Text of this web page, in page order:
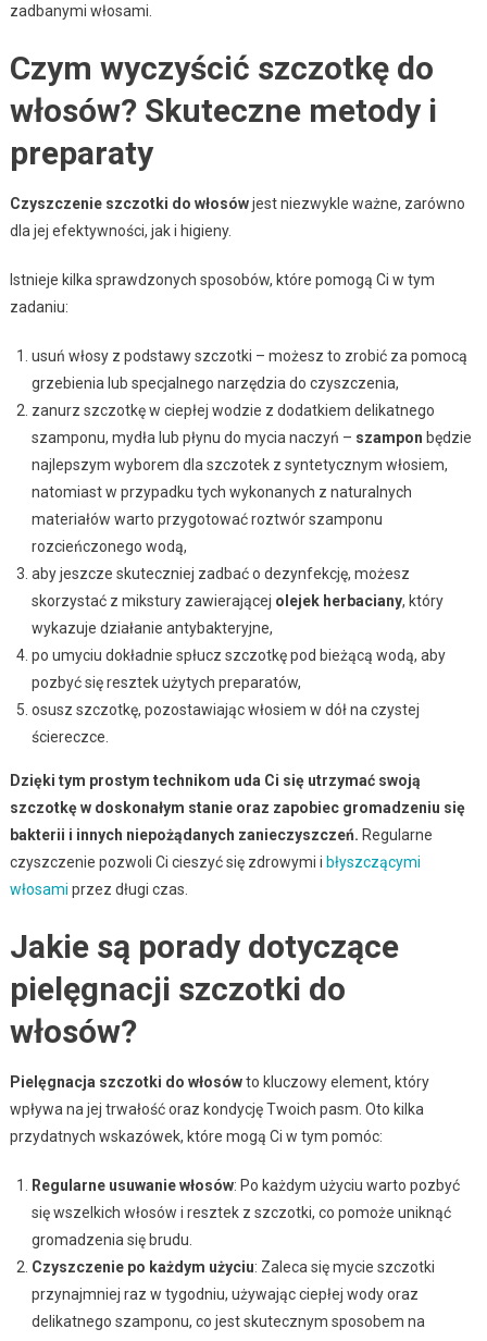
zadbanymi włosami.
Czym wyczyścić szczotkę do
włosów? Skuteczne metody i
preparaty
Czyszczenie szczotki do włosówjest niezwykle ważne, zarówno
dla jej efektywności, jak i higieny.
Istnieje kilka sprawdzonych sposobów, które pomogą Ci w tym
zadaniu:
usuń włosy z podstawy szczotki – możesz to zrobić za pomocą
grzebienia lub specjalnego narzędzia do czyszczenia,
zanurz szczotkę w ciepłej wodzie z dodatkiem delikatnego
szamponu, mydła lub płynu do mycia naczyń – szampon będzie
najlepszym wyborem dla szczotek z syntetycznym włosiem,
natomiast w przypadku tych wykonanych z naturalnych
materiałów warto przygotować roztwór szamponu
rozcieńczonego wodą,
aby jeszcze skuteczniej zadbać o dezynfekcję, możesz
skorzystać z mikstury zawierającej olejek herbaciany, który
wykazuje działanie antybakteryjne,
po umyciu dokładnie spłucz szczotkę pod bieżącą wodą, aby
pozbyć się resztek użytych preparatów,
osusz szczotkę, pozostawiając włosiem w dół na czystej
ściereczce.
Dzięki tym prostym technikom uda Ci się utrzymać swoją
szczotkę w doskonałym stanie oraz zapobiec gromadzeniu się
bakterii i innych niepożądanych zanieczyszczeń. Regularne
czyszczenie pozwoli Ci cieszyć się zdrowymi i błyszczącymi
włosami przez długi czas.
Jakie są porady dotyczące
pielęgnacji szczotki do
włosów?
Pielęgnacja szczotki do włosówto kluczowy element, który
wpływa na jej trwałość oraz kondycję Twoich pasm. Oto kilka
przydatnych wskazówek, które mogą Ci w tym pomóc:
Regularne usuwanie włosów: Po każdym użyciu warto pozbyć
się wszelkich włosów i resztek z szczotki, co pomoże uniknąć
gromadzenia się brudu.
Czyszczenie po każdym użyciu: Zaleca się mycie szczotki
przynajmniej raz w tygodniu, używając ciepłej wody oraz
delikatnego szamponu, co jest skutecznym sposobem na